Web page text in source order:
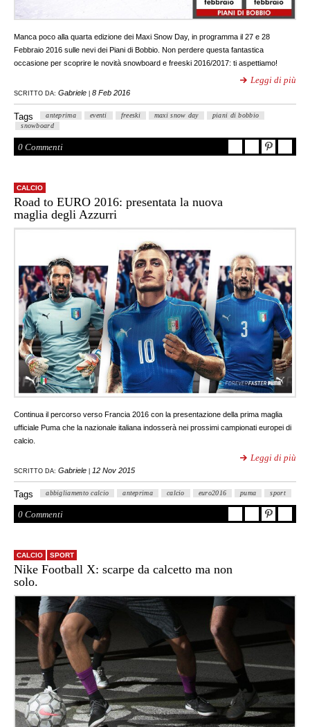
Manca poco alla quarta edizione dei Maxi Snow Day, in programma il 27 e 28
Febbraio 2016 sulle nevi dei Piani di Bobbio. Non perdere questa fantastica
occasione per scoprire le novità snowboard e freeski 2016/2017: ti aspettiamo!
Leggi di più
SCRITTO DA: Gabriele 8 Feb 2016
Tags anteprima eventi freeski maxi snow day
piani di bobbio
snowboard
0 Commenti
CALCIO
Road to EURO 2016: presentata la nuova
maglia degli Azzurri
Continua il percorso verso Francia 2016 con la presentazione della prima maglia
ufficiale Puma che la nazionale italiana indosserà nei prossimi campionati europei di
calcio.
Leggi di più
SCRITTO DA: Gabriele 12 Nov 2015
Tags abbigliamento calcio anteprima calcio euro2016 puma sport
0 Commenti
CALCIO SPORT
Nike Football X: scarpe da calcetto ma non
solo.